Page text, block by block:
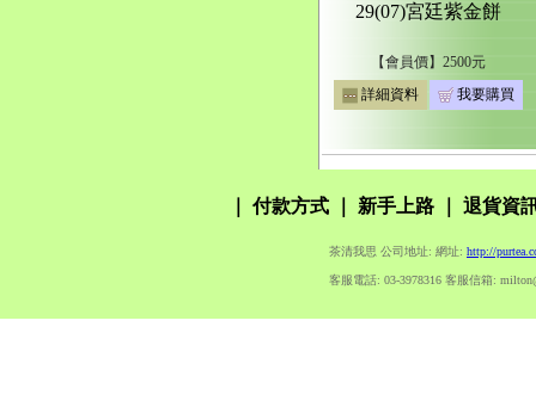
29(07)宮廷紫金餅
【會員價】2500元
詳細資料
我要購買
付款方式 新手上路 退貨資
茶清我思 公司地址: 網址: http://
客服電話: 03-3978316 客服信箱: